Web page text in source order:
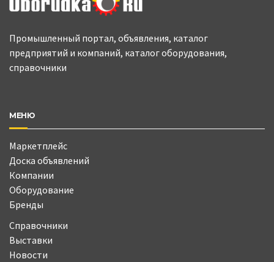
Промышленный портал, объявления, каталог
предприятий и компаний, каталог оборудования,
справочники
МЕНЮ
Маркетплейс
Доска объявлений
Компании
Оборудование
Бренды
Справочники
Выставки
Новости